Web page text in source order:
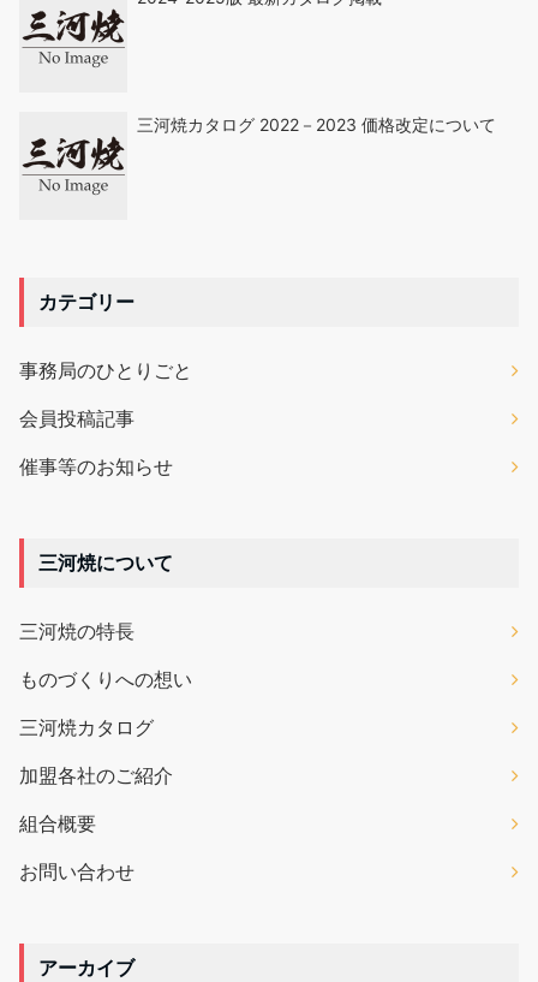
三河焼カタログ 2022－2023 価格改定について
カテゴリー
事務局のひとりごと
会員投稿記事
催事等のお知らせ
三河焼について
三河焼の特長
ものづくりへの想い
三河焼カタログ
加盟各社のご紹介
組合概要
お問い合わせ
アーカイブ